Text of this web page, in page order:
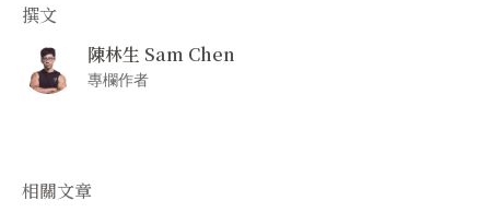
撰文
陳林生 Sam Chen
專欄作者
相關文章